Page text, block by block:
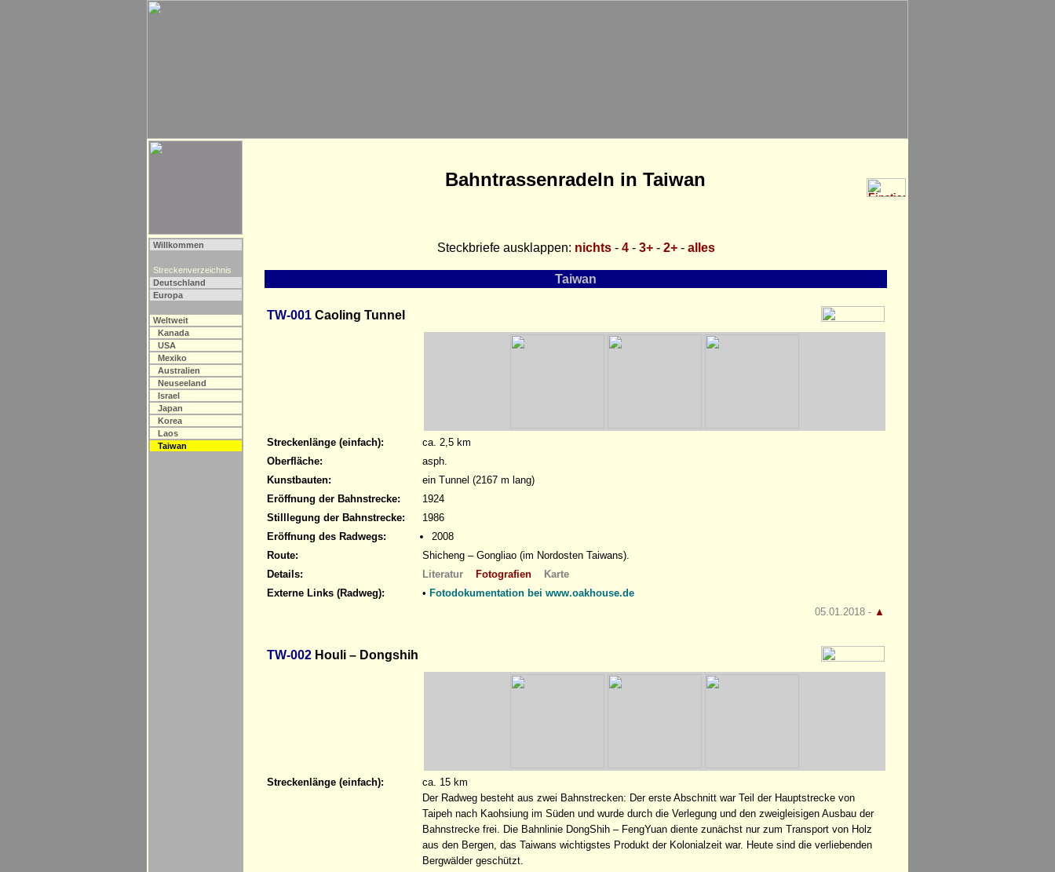
Bahntrassenradeln in Taiwan
Willkommen
Streckenverzeichnis
Deutschland
Europa
Weltweit
Kanada
USA
Mexiko
Australien
Neuseeland
Israel
Japan
Korea
Laos
Taiwan
Steckbriefe ausklappen: nichts- 4- 3+- 2+- alles
Taiwan
TW-001 Caoling Tunnel
Streckenlänge (einfach):
ca. 2,5 km
Oberfläche:
asph.
Kunstbauten:
ein Tunnel (2167 m lang)
Eröffnung der Bahnstrecke:
1924
Stilllegung der Bahnstrecke:
1986
Eröffnung des Radwegs:
2008
Route:
Shicheng – Gongliao (im Nordosten Taiwans).
Details:
Literatur Fotografien
Karte
Externe Links (Radweg):
• Fotodokumentation bei www.oakhouse.de
05.01.2018 - ▲
TW-002 Houli – Dongshih
Streckenlänge (einfach):
ca. 15 km
Der Radweg besteht aus zwei Bahnstrecken: Der erste Abschnitt war Teil der Hauptstrecke von
Taipeh nach Kaohsiung im Süden und wurde durch die Verlegung und den zweigleisigen Ausbau der
Bahnstrecke frei. Die Bahnlinie DongShih – FengYuan diente zunächst nur zum Transport von Holz
aus den Bergen, das Taiwans wichtigstes Produkt der Kolonialzeit war. Heute sind die verliebenden
Bergwälder geschützt.